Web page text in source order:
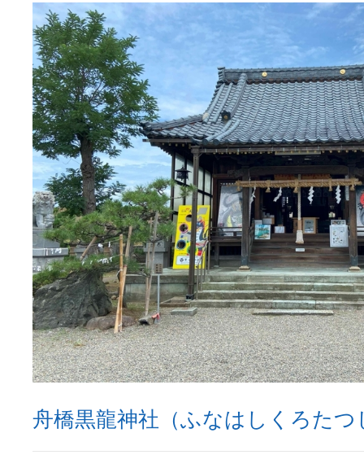
ス
キ
ッ
プ
舟橋黒龍神社（ふなはしくろた